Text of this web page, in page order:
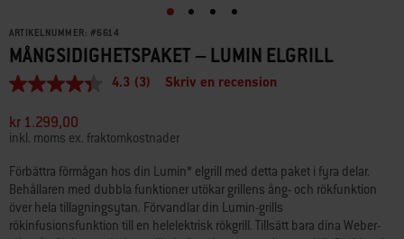
ARTIKELNUMMER: #6614
MÅNGSIDIGHETSPAKET – LUMIN ELGRILL
4.3
5
stjärnor,
genomsnittligt
betyg.
Read
3
Reviews.
Länk
till
4.3 (3) Skriv en recension
kr 1.299,00
inkl. moms ex. fraktomkostnader
Förbättra förmågan hos din Lumin* elgrill med detta paket i fyra delar.
Behållaren med dubbla funktioner utökar grillens ång- och rökfunktion
över hela tillagningsytan. Förvandlar din Lumin-grills
rökinfusionsfunktion till en helelektrisk rökgrill. Tillsätt bara dina Weber-